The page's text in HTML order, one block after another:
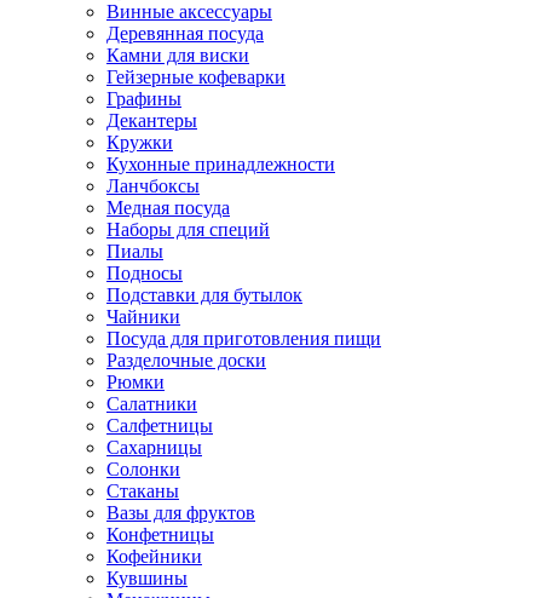
Винные аксессуары
Деревянная посуда
Камни для виски
Гейзерные кофеварки
Графины
Декантеры
Кружки
Кухонные принадлежности
Ланчбоксы
Медная посуда
Наборы для специй
Пиалы
Подносы
Подставки для бутылок
Чайники
Посуда для приготовления пищи
Разделочные доски
Рюмки
Салатники
Салфетницы
Сахарницы
Солонки
Стаканы
Вазы для фруктов
Конфетницы
Кофейники
Кувшины